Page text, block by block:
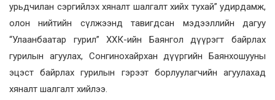
урьдчилан сэргийлэх хяналт шалгалт хийх тухай” удирдамж,
олон нийтийн сүлжээнд тавигдсан мэдээллийн дагуу
“Улаанбаатар гурил” ХХК-ийн Баянгол дүүрэгт байрлах
гурилын агуулах, Сонгинохайрхан дүүргийн Баянхошууны
эцэст байрлах гурилын гэрээт борлуулагчийн агуулахад
хяналт шалгалт хийлээ.